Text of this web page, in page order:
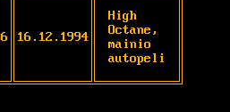
16.12.1994
High
Octane,
mainio
autopeli